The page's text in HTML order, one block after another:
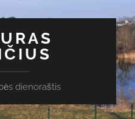
dienoraštis